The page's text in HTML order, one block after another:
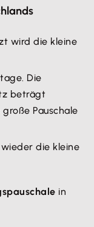
wird die kleine
Die
beträgt
Pauschale
wieder die kleine
in